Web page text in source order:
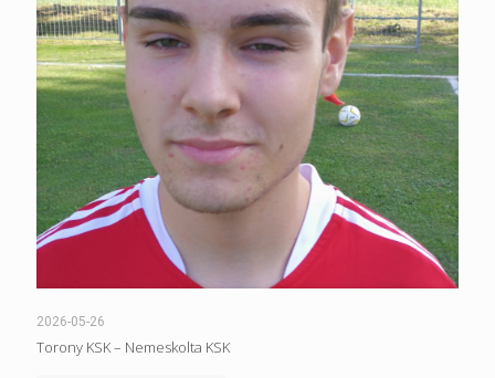
2026-05-26
Torony KSK – Nemeskolta KSK